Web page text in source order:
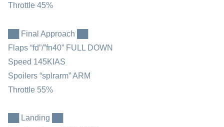
Throttle 45%
██ Final Approach ██
Flaps “fd”/”fn40” FULL DOWN
Speed 145KIAS
Spoilers “splrarm” ARM
Throttle 55%
██ Landing ██